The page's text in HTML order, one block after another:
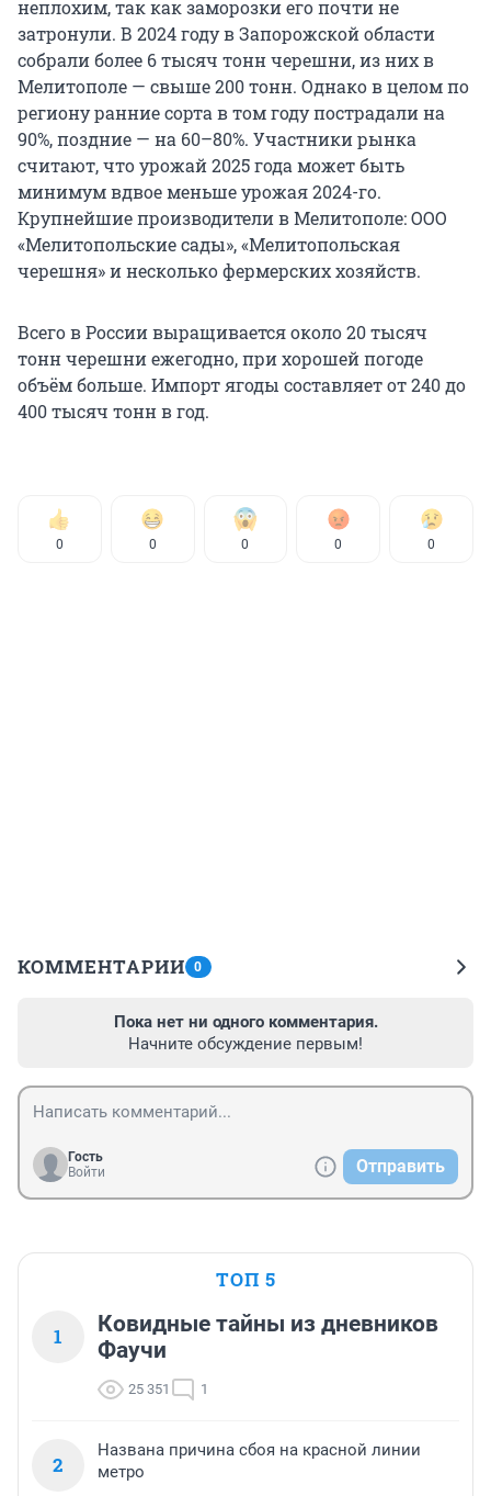
неплохим, так как заморозки его почти не
затронули. В 2024 году в Запорожской области
собрали более 6 тысяч тонн черешни, из них в
Мелитополе — свыше 200 тонн. Однако в целом по
региону ранние сорта в том году пострадали на
90%, поздние — на 60–80%. Участники рынка
считают, что урожай 2025 года может быть
минимум вдвое меньше урожая 2024-го.
Крупнейшие производители в Мелитополе: ООО
«Мелитопольские сады», «Мелитопольская
черешня» и несколько фермерских хозяйств.
Всего в России выращивается около 20 тысяч
тонн черешни ежегодно, при хорошей погоде
объём больше. Импорт ягоды составляет от 240 до
400 тысяч тонн в год.
0 0 0 0 0
КОММЕНТАРИИ 0
Пока нет ни одного комментария.
Начните обсуждение первым!
Гость
Войти
Отправить
ТОП 5
1
Ковидные тайны из дневников
Фаучи
25 351 1
2
Названа причина сбоя на красной линии
метро